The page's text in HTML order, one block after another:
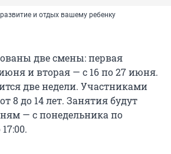
и отдых вашему ребенку
две смены: первая
и вторая — с 16 по 27 июня.
две недели. Участниками
8 до 14 лет. Занятия будут
— с понедельника по